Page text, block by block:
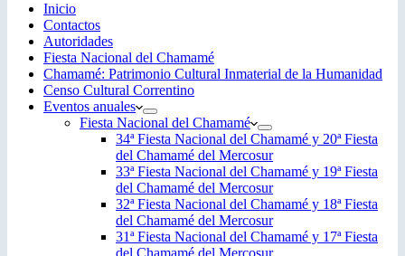
Inicio
Contactos
Autoridades
Fiesta Nacional del Chamamé
Chamamé: Patrimonio Cultural Inmaterial de la Humanidad
Censo Cultural Correntino
Eventos anuales
Fiesta Nacional del Chamamé
34ª Fiesta Nacional del Chamamé y 20ª Fiesta
del Chamamé del Mercosur
33ª Fiesta Nacional del Chamamé y 19ª Fiesta
del Chamamé del Mercosur
32ª Fiesta Nacional del Chamamé y 18ª Fiesta
del Chamamé del Mercosur
31ª Fiesta Nacional del Chamamé y 17ª Fiesta
del Chamamé del Mercosur